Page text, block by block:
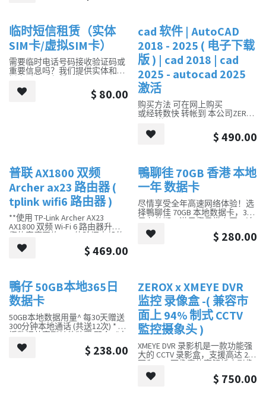
上即时咨询。无论何时何地，都
能获得可靠的医疗建议。预约方
便，隐私保护，让您安心就诊。
立即体验线上问诊，守护您的健
康！
勒索软体锁定档案解密 密码破解
新的！
临时短信租赁（实体
SIM卡/虚拟SIM卡）
需要临时电话号码接收验证码或
重要信息吗？我们提供实体和虚
拟电话号码租赁服务，
让您轻松应对各种情况，保护个
$ 80.00
新的！
cad 软件 | AutoCAD
2018 - 2025 ( 电子下载
版 ) | cad 2018 | cad
2025 - autocad 2025
激活
购买方法 可在网上购买
或经转数快 转帐到 本公司ZEROX
TECH 的FPS ID :116969064
请在购买后 传一封电邮到
里面列明你曾注册的autodesk 帐
户或新注册电邮.
你便能接收1年或3年的正版授权
，以便进行Autodesk Autocad 验
证和注册程序。
$490.00
普联 AX1800 双频
Archer ax23 路由器 (
tplink wifi6 路由器 )
**使用 TP-Link Archer AX23
AX1800 双频 Wi-Fi 6 路由器升级
您的家庭网络。**体验闪电般的
速度、更高的容量和更低的延
迟，实现多设备无缝串流、游戏
靠的连接。通过 Tether 应用程序
轻松设置和管理，让您轻松上
手。Archer AX23 为您的网络做
好未来准备，释放 Wi-Fi 6 的全部
潜力。
$469.00
销售
鴨聊徍 70GB 香港 本地
一年 数据卡
尽情享受全年高速网络体验！选
择鴨聊佳 70GB 本地数据卡，365
日有效期，滿足您日常上网、追
戏、游戏等需求。每月更享 300
分钟本地通話，让您隨时隨地保
$ 280.00
销售
鴨仔 50GB本地365日
数据卡
50GB本地数据用量^ 每30天赠送
300分钟本地通话 (共送12次) * 支
援数据共享到其他装置 配合《电
讯(登记用户识别卡)规例》
$ 238.00
新的！
ZEROX x XMEYE DVR
监控 录像盒 -( 兼容市
面上 94% 制式 CCTV
監控摄象头 )
XMEYE DVR 录影机是一款功能强
大的 CCTV 录影盒，支援高达 200
万和 500 万像素的高解析度影像
录制。它相容多种镜头模式
（CVI、TVI、AHD、CVBS），为
$ 750.00